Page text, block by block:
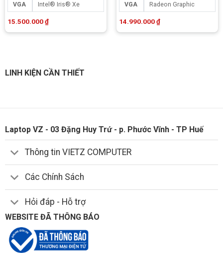
VGA Intel® Iris® Xe
15.500.000₫
VGA Radeon Graphic
14.990.000₫
LINH KIỆN CẦN THIẾT
Laptop VZ - 03 Đặng Huy Trứ - p. Phước Vĩnh - TP Huế
Thông tin VIETZ COMPUTER
Các Chính Sách
Hỏi đáp - Hỗ trợ
WEBSITE ĐÃ THÔNG BÁO